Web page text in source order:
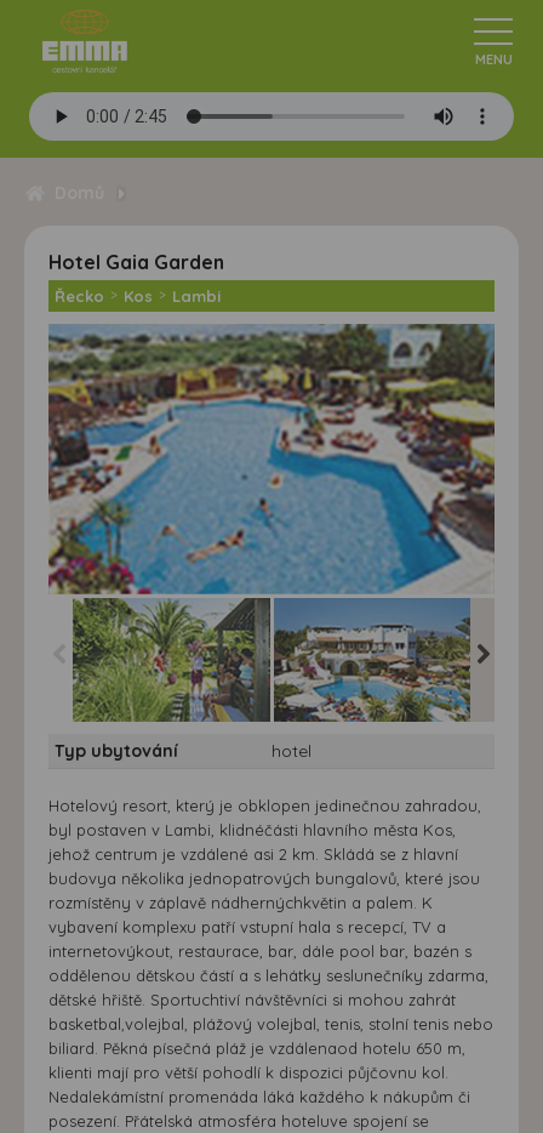
Hotel Gaia Garden
Řecko > Kos > Lambi
Typ ubytování
hotel
Hotelový resort, který je obklopen jedinečnou zahradou,
byl postaven v Lambi, klidnéčásti hlavního města Kos,
jehož centrum je vzdálené asi 2 km. Skládá se z hlavní
budovya několika jednopatrových bungalovů, které jsou
rozmístěny v záplavě nádhernýchkvětin a palem. K
vybavení komplexu patří vstupní hala s recepcí, TV a
internetovýkout, restaurace, bar, dále pool bar, bazén s
oddělenou dětskou částí a s lehátky seslunečníky zdarma,
dětské hřiště. Sportuchtiví návštěvníci si mohou zahrát
basketbal,volejbal, plážový volejbal, tenis, stolní tenis nebo
biliard. Pěkná písečná pláž je vzdálenaod hotelu 650 m,
klienti mají pro větší pohodlí k dispozici půjčovnu kol.
Nedalekámístní promenáda láká každého k nákupům či
posezení. Přátelská atmosféra hoteluve spojení se